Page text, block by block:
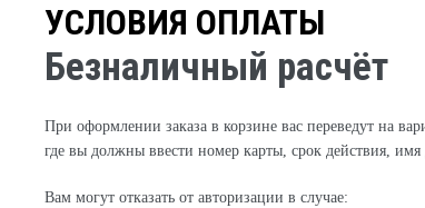
УСЛОВИЯ ОПЛАТЫ
Безналичный расчёт
При оформлении заказа в корзине вас переведут на
где вы должны ввести номер карты, срок действия, имя
Вам могут отказать от авторизации в случае: